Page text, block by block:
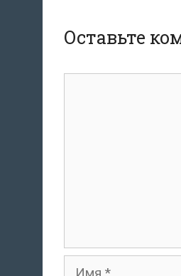
Оставьте
Имя